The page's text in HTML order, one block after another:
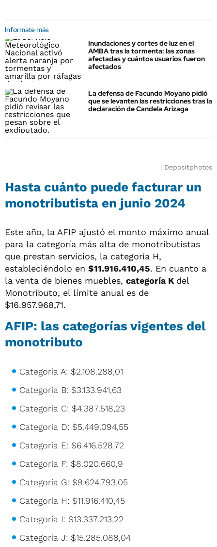
Informate más
Inundaciones y cortes de luz en el
AMBA tras la tormenta: las zonas
afectadas y cuántos usuarios fueron
afectados
La defensa de Facundo Moyano pidió
que se levanten las restricciones tras la
declaración de Candela Arizaga
Depositphotos
Hasta cuánto puede facturar un
monotributista en junio 2024
Este año, la AFIP ajustó el monto máximo anual
para la categoría más alta de monotributistas
que prestan servicios, la categoría H,
estableciéndolo en $11.916.410,45. En cuanto a
la venta de bienes muebles, categoría K del
Monotributo, el límite anual es de
$16.957.968,71.
AFIP: las categorías vigentes del
monotributo
Categoría A: $2.108.288,01
Categoría B: $3.133.941,63
Categoría C: $4.387.518,23
Categoría D: $5.449.094,55
Categoría E: $6.416.528,72
Categoría F: $8.020.660,9
Categoría G: $9.624.793,05
Categoría H: $11.916.410,45
Categoría I: $13.337.213,22
Categoría J: $15.285.088,04